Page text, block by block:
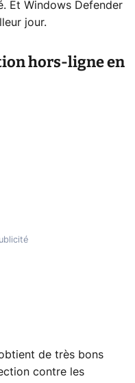
Et Windows Defender
jour.
hors-ligne en
de très bons
contre les